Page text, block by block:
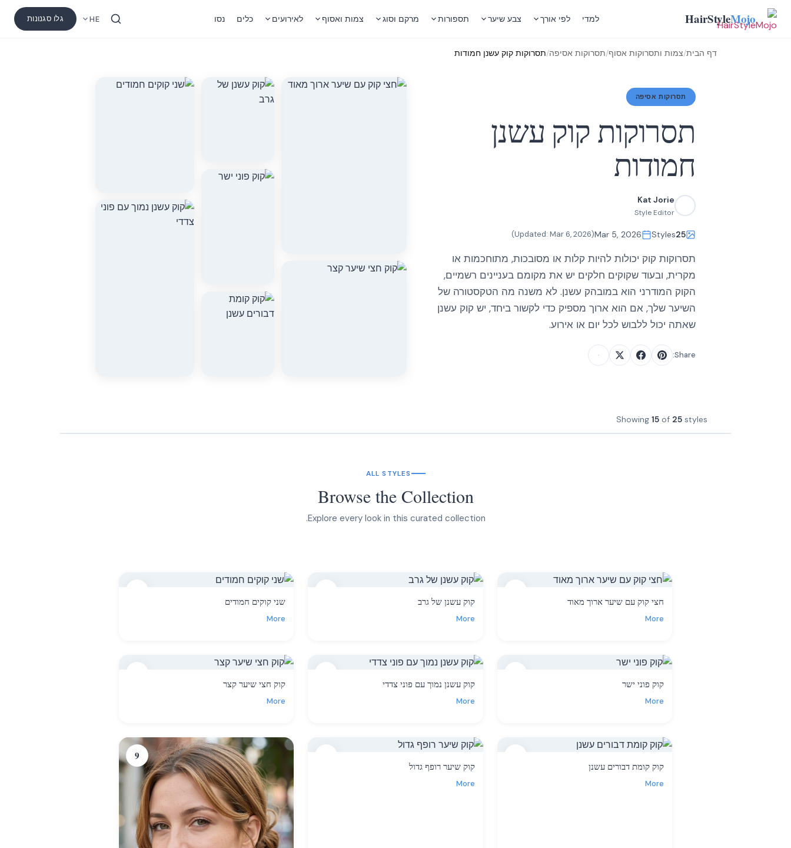
Skip
HairStyleMojo למדי לפי אורך צבע שיער תספורות מרקם וסוג צמות ואסוף לאירועים כלים נסו HE גלו סגנונות
דף הבית/צמות ותסרוקות אסוף/תסרוקות אסיפה/תסרוקות קוק עשנן חמודות
תסרוקות אסיפה
תסרוקות קוק עשנן
חמודות
Kat Jorie
Style Editor
25
Styles
Mar 5, 2026
(Updated:
Mar 6, 2026
)
תסרוקות קוק יכולות להיות קלות או מסובכות, מתוחכמות או
מקרית, ובעוד שקוקים חלקים יש את מקומם בעניינים רשמיים,
הקוק המודרני הוא במובהק עשנן. לא משנה מה הטקסטורה של
השיער שלך, אם הוא ארוך מספיק כדי לקשור ביחד, יש קוק עשנן
שאתה יכול ללבוש לכל יום או אירוע.
Share:
Showing 15 of 25 styles
ALL STYLES
Browse the Collection
Explore every look in this curated collection.
חצי קוק עם שיער ארוך מאוד
More
קוק עשנן של גרב
More
שני קוקים חמודים
More
קוק פוני ישר
More
קוק עשנן נמוך עם פוני צדדי
More
קוק חצי שיער קצר
More
קוק קומת דבורים עשנן
More
קוק שיער רופף גדול
More
9